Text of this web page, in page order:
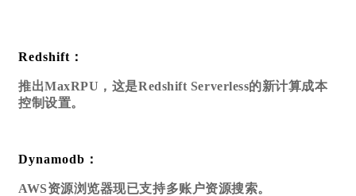
Redshift：
推出MaxRPU，这是Redshift Serverless的新计算成本
控制设置。
Dynamodb：
AWS资源浏览器现已支持多账户资源搜索。